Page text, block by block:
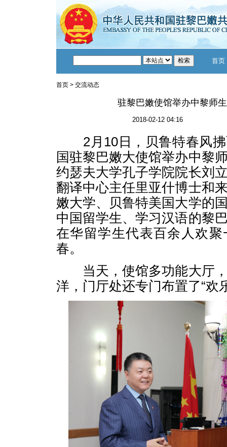
首页
首页 > 交流动态
驻黎巴嫩使馆举办中黎师
2018-02-12 04:16
2月10日，贝鲁特春风拂
国驻黎巴嫩大使馆举办中黎
约瑟夫大学孔子学院院长刘
翻译中心主任里亚什博士和
嫩大学、贝鲁特美国大学的
中国留学生、学习汉语的黎
在华留学生代表百余人欢
春。
当天，使馆多功能大厅，
洋，门厅处还专门布置了“欢